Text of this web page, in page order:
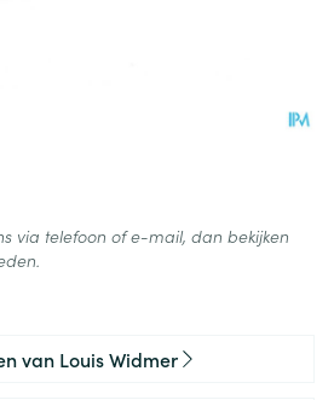
via telefoon of e-mail, dan bekijken
van Louis Widmer